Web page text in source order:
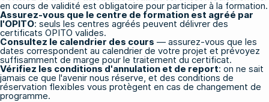
en cours de validité est obligatoire pour participer à la formation.
Assurez-vous que le centre de formation est agréé par
l'OPITO: seuls les centres agréés peuvent délivrer des
certificats OPITO valides.
Consultez le calendrier des cours — assurez-vous que les
dates correspondent au calendrier de votre projet et prévoyez
suffisamment de marge pour le traitement du certificat.
Vérifiez les conditions d'annulation et de report: on ne sait
jamais ce que l'avenir nous réserve, et des conditions de
réservation flexibles vous protègent en cas de changement de
programme.